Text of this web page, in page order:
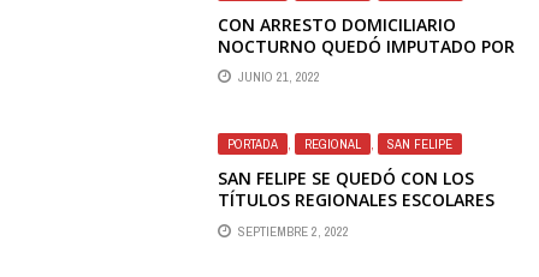
CON ARRESTO DOMICILIARIO
NOCTURNO QUEDÓ IMPUTADO POR
HOMICIDIO DE JOVEN EN
RINCONADA LUEGO QUE CORTE DE
PREVENTIVA
JUNIO 21, 2022
PORTADA , REGIONAL , SAN FELIPE
SAN FELIPE SE QUEDÓ CON LOS
TÍTULOS REGIONALES ESCOLARES
SUB 14 DE VOLEIBOL
SEPTIEMBRE 2, 2022